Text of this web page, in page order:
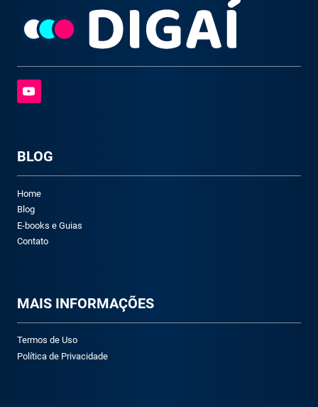
BLOG
Home
Blog
E-books e Guias
Contato
MAIS INFORMAÇÕES
Termos de Uso
Política de Privacidade